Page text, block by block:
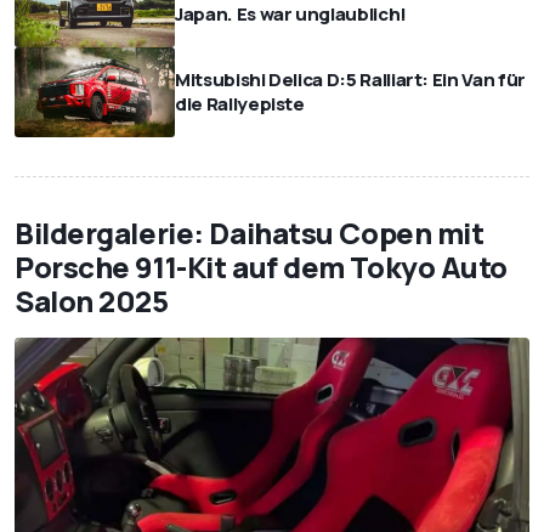
Japan. Es war unglaublich!
Mitsubishi Delica D:5 Ralliart: Ein Van für
die Rallyepiste
Bildergalerie: Daihatsu Copen mit
Porsche 911-Kit auf dem Tokyo Auto
Salon 2025